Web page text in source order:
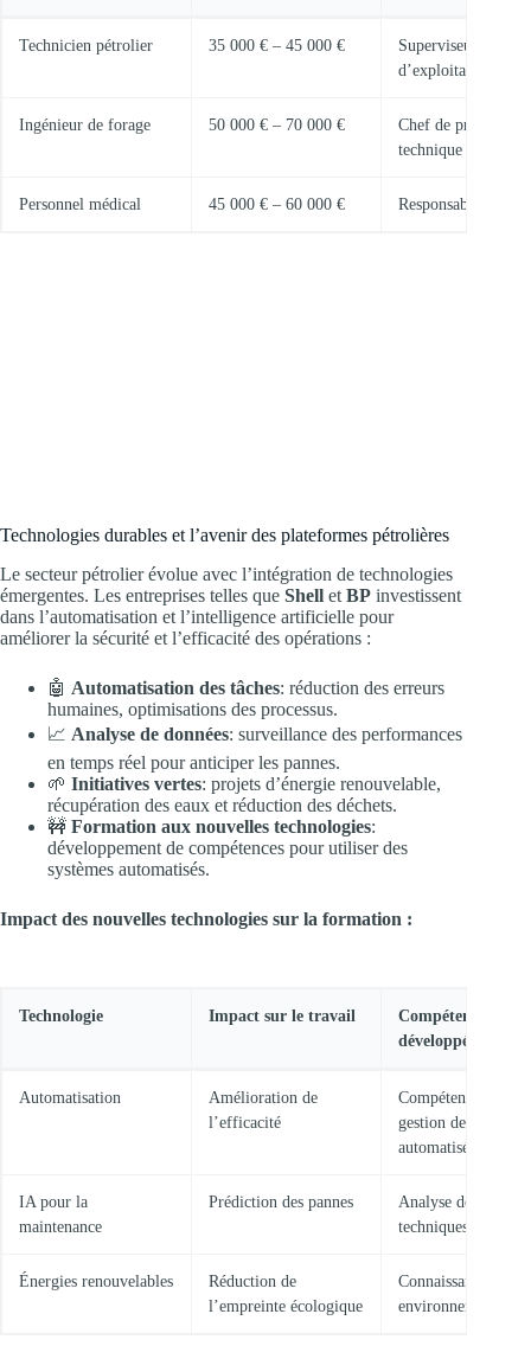
Technicien pétrolier 35 000 € – 45 000 €
Superviseur
d’exploitation
Ingénieur de forage 50 000 € – 70 000 €
Chef de projet
technique
Personnel médical 45 000 € – 60 000 € Responsable
Technologies durables et l’avenir des plateformes pétrolières
Le secteur pétrolier évolue avec l’intégration de technologies
émergentes. Les entreprises telles que Shell et BP investissent
dans l’automatisation et l’intelligence artificielle pour
améliorer la sécurité et l’efficacité des opérations :
🤖 Automatisation des tâches: réduction des erreurs
humaines, optimisations des processus.
📈 Analyse de données: surveillance des performances
en temps réel pour anticiper les pannes.
🌱 Initiatives vertes: projets d’énergie renouvelable,
récupération des eaux et réduction des déchets.
🚧 Formation aux nouvelles technologies:
développement de compétences pour utiliser des
systèmes automatisés.
Impact des nouvelles technologies sur la formation :
Technologie Impact sur le travail
Compétences
développées
Automatisation
Amélioration de
l’efficacité
Compétences en
gestion de systèmes
automatisés
IA pour la
maintenance
Prédiction des pannes
Analyse de données
techniques
Énergies renouvelables
Réduction de
l’empreinte écologique
Connaissances en
environnement